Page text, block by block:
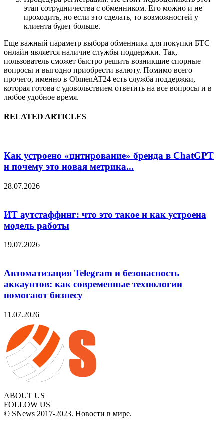
этап сотрудничества с обменником. Его можно и не
проходить, но если это сделать, то возможностей у
клиента будет больше.
Еще важный параметр выбора обменника для покупки БТС
онлайн является наличие службы поддержки. Так,
пользователь сможет быстро решить возникшие спорные
вопросы и выгодно приобрести валюту. Помимо всего
прочего, именно в ObmenAT24 есть служба поддержки,
которая готова с удовольствием ответить на все вопросы и в
любое удобное время.
RELATED ARTICLES
Как устроено «цитирование» бренда в ChatGPT
и почему это новая метрика...
28.07.2026
ИТ аутстаффинг: что это такое и как устроена
модель работы
19.07.2026
Автоматизация Telegram и безопасность
аккаунтов: как современные технологии
помогают бизнесу
11.07.2026
ABOUT US
FOLLOW US
© SNews 2017-2023. Новости в мире.